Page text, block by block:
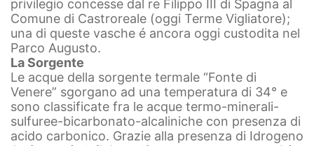
privilegio concesse dal re Filippo III di Spagna al
Comune di Castroreale (oggi Terme Vigliatore);
una di queste vasche é ancora oggi custodita nel
Parco Augusto.
La Sorgente
Le acque della sorgente termale “Fonte di
Venere” sgorgano ad una temperatura di 34° e
sono classificate fra le acque termo-minerali-
sulfuree-bicarbonato-alcaliniche con presenza di
acido carbonico. Grazie alla presenza di Idrogeno